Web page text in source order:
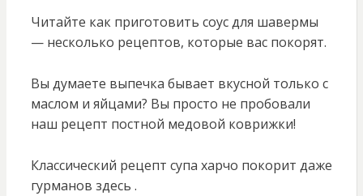
Читайте как приготовить соус для шавермы
— несколько рецептов, которые вас покорят.
Вы думаете выпечка бывает вкусной только с
маслом и яйцами? Вы просто не пробовали
наш рецепт постной медовой коврижки!
Классический рецепт супа харчо покорит даже
гурманов здесь .